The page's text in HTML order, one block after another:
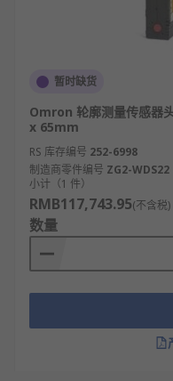
暂时缺货
Omron 轮廓测量传感器
x 65mm
RS 库存编号 252-6998
制造商零件编号 ZG2-WDS22
小计（1 件）
RMB117,743.95(不含税)
数量